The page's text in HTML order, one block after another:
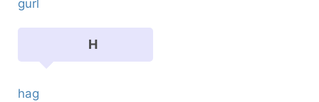
gurl
H
hag